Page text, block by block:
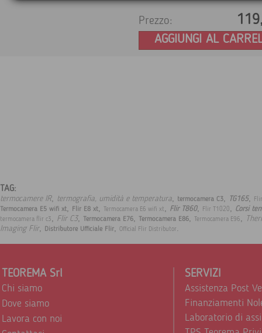
Prezzo:
AGGIUNGI AL
TAG:
termocamere IR, termografia, umidità e temperatura, termocamera C3, TG165,
Termocamera E5 wifi xt, Flir E8 xt, Termocamera E6 wifi xt, Flir T860, Flir T1020, Corsi
termocamera flir c3, Flir C3, Termocamera E76, Termocamera E86, Termocamera E96,
Imaging Flir, Distributore Ufficiale Flir, Official Flir Distributor.
TEOREMA Srl
Chi siamo
Dove siamo
Lavora con noi
SERVIZI
Assistenza Post
Finanziamenti
Laboratorio di